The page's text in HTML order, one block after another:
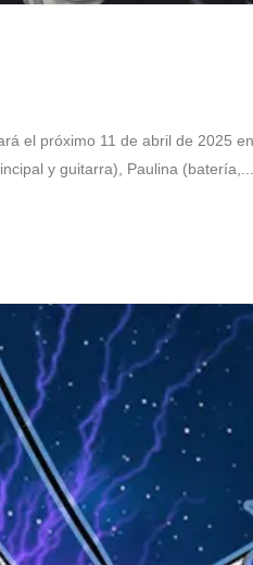
el próximo 11 de abril de 2025
y guitarra), Paulina (batería,...